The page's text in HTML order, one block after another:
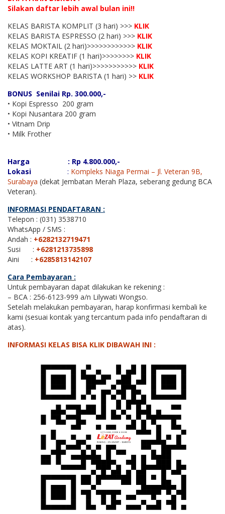
Silakan daftar lebih awal bulan ini!!
KELAS BARISTA KOMPLIT (3 hari) >>> KLIK
KELAS BARISTA ESPRESSO (2 hari) >>> KLIK
KELAS MOKTAIL (2 hari)>>>>>>>>>>>> KLIK
KELAS KOPI KREATIF (1 hari)>>>>>>>> KLIK
KELAS LATTE ART (1 hari)>>>>>>>>>>> KLIK
KELAS WORKSHOP BARISTA (1 hari) >> KLIK
BONUS Senilai Rp. 300.000,-
• Kopi Espresso 200 gram
• Kopi Nusantara 200 gram
• Vitnam Drip
• Milk Frother
Harga : Rp 4.800.000,-
Lokasi
: Kompleks Niaga Permai – Jl. Veteran 9B,
Surabaya (dekat Jembatan Merah Plaza, seberang gedung BCA
Veteran).
INFORMASI PENDAFTARAN :
Telepon : (031) 3538710
WhatsApp / SMS :
Andah : +6282132719471
Susi : +6281213735898
Aini : +6285813142107
Cara Pembayaran :
Untuk pembayaran dapat dilakukan ke rekening :
– BCA : 256-6123-999 a/n Lilywati Wongso.
Setelah melakukan pembayaran, harap konfirmasi kembali ke
kami (sesuai kontak yang tercantum pada info pendaftaran di
atas).
INFORMASI KELAS BISA KLIK DIBAWAH INI :